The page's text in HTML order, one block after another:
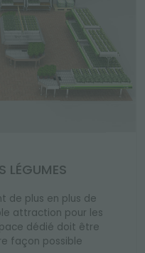
LÉGUMES
de plus en plus de
attraction pour les
dédié doit être
façon possible